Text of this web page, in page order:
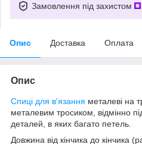
Замовлення під захистом
Опис Доставка Оплата
Опис
Спиці для в'язання металеві на
металевим тросиком, відмінно
деталей, в яких багато петель.
Довжина від кінчика до кінчика